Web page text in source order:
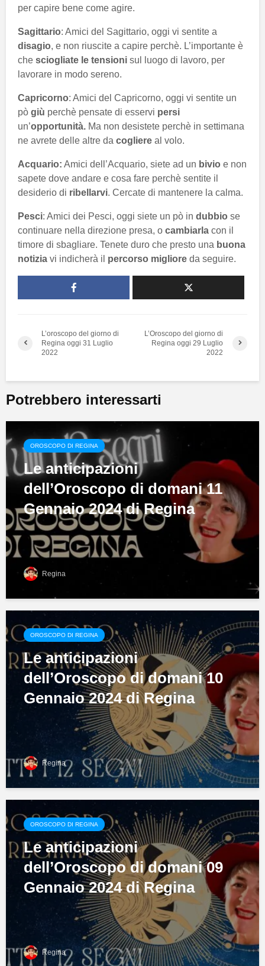
per capire bene come agire.
Sagittario: Amici del Sagittario, oggi vi sentite a
disagio, e non riuscite a capire perchè. L’importante è
che sciogliate le tensioni sul luogo di lavoro, per
lavorare in modo sereno.
Capricorno: Amici del Capricorno, oggi vi sentite un
pò giù perchè pensate di esservi persi
un’opportunità. Ma non desistete perchè in settimana
ne avrete delle altre da cogliere al volo.
Acquario: Amici dell’Acquario, siete ad un bivio e non
sapete dove andare e cosa fare perchè sentite il
desiderio di ribellarvi. Cercate di mantenere la calma.
Pesci: Amici dei Pesci, oggi siete un pò in dubbio se
continuare nella direzione presa, o cambiarla con il
timore di sbagliare. Tenete duro che presto una buona
notizia vi indicherà il percorso migliore da seguire.
L’oroscopo del giorno di
Regina oggi 31 Luglio
2022
L’Oroscopo del giorno di
Regina oggi 29 Luglio
2022
Potrebbero interessarti
OROSCOPO DI REGINA
Le anticipazioni
dell’Oroscopo di domani 11
Gennaio 2024 di Regina
Regina
OROSCOPO DI REGINA
Le anticipazioni
dell’Oroscopo di domani 10
Gennaio 2024 di Regina
Regina
OROSCOPO DI REGINA
Le anticipazioni
dell’Oroscopo di domani 09
Gennaio 2024 di Regina
Regina